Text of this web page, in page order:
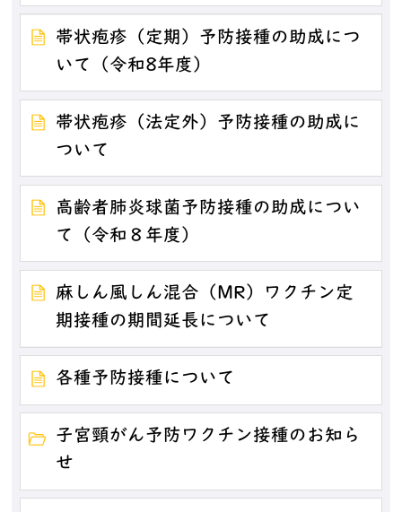
帯状疱疹（定期）予防接種の助成につ
いて（令和8年度）
帯状疱疹（法定外）予防接種の助成に
ついて
高齢者肺炎球菌予防接種の助成につい
て（令和８年度）
麻しん風しん混合（MR）ワクチン定
期接種の期間延長について
各種予防接種について
子宮頸がん予防ワクチン接種のお知ら
せ